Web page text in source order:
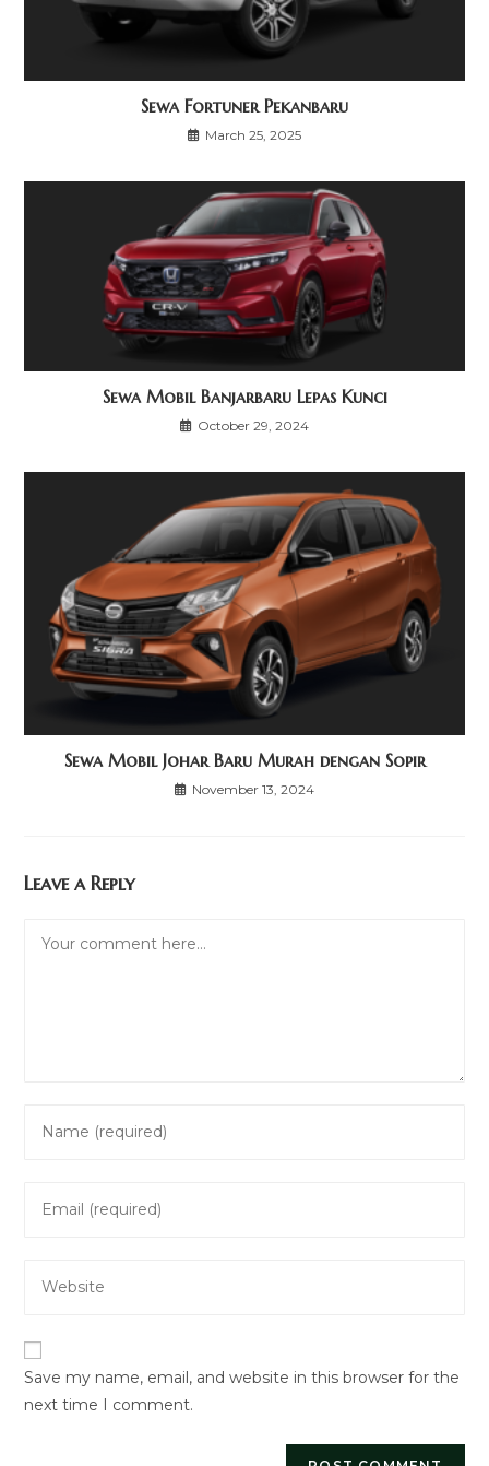
Sewa Fortuner Pekanbaru
March 25, 2025
Sewa Mobil Banjarbaru Lepas Kunci
October 29, 2024
Sewa Mobil Johar Baru Murah dengan Sopir
November 13, 2024
Leave a Reply
comment
address
URL
(optional)
Save my name, email, and website in this browser for the
next time I comment.